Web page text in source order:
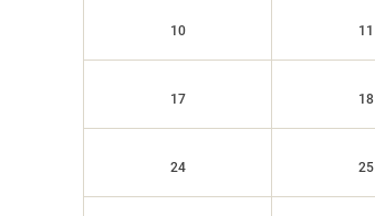
10 11
17 18
24 25